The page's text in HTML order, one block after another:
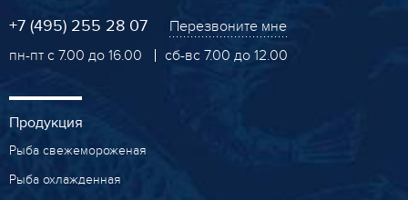
+7 (495) 255 28 07
Перезвоните мне
пн-пт с 7.00 до 16.00
сб-вс 7.00 до 12.00
Продукция
Рыба свежемороженая
Рыба охлажденная